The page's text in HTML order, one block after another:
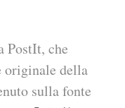
calcio 2026
PostIt, che
originale della
sulla fonte